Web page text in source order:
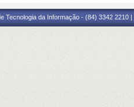
Tecnologia da Informação - (84) 3342